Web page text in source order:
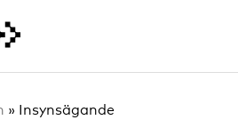
» Insynsägande